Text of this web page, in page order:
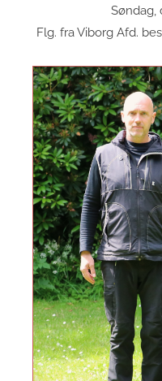
Søndag,
Flg. fra Viborg Afd.